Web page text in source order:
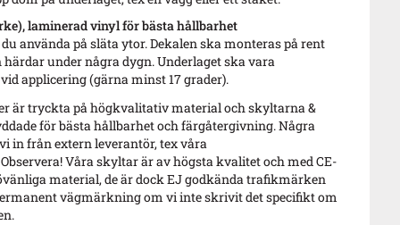
laminerad vinyl för bästa hållbarhet
använda på släta ytor. Dekalen ska monteras på rent
härdar under några dygn. Underlaget ska vara
applicering (gärna minst 17 grader).
är tryckta på högkvalitativ material och skyltarna &
för bästa hållbarhet och färgåtergivning. Några
in från extern leverantör, tex våra
Våra skyltar är av högsta kvalitet och med CE-
material, de är dock EJ godkända trafikmärken
vägmärkning om vi inte skrivit det specifikt om